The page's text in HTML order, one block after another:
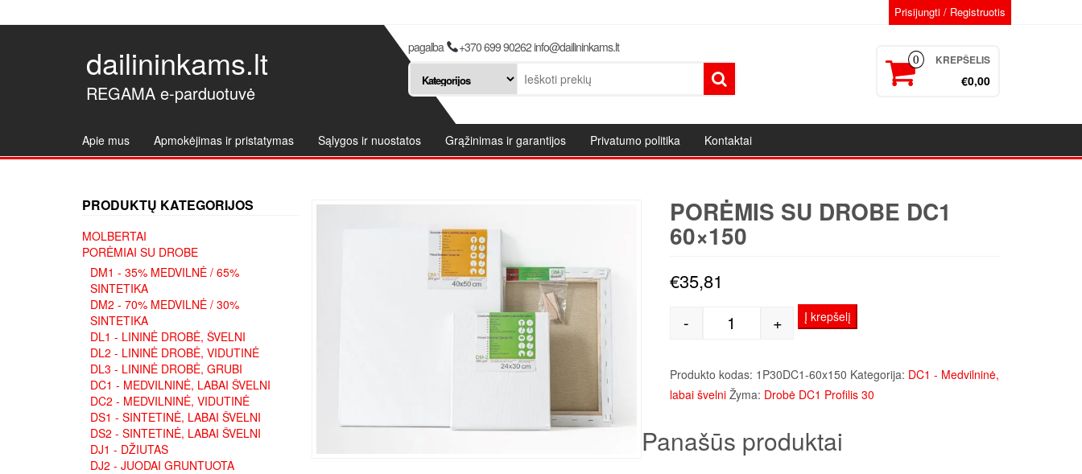
Prisijungti / Registruotis
dailininkams.lt
REGAMA e-parduotuvė
pagalba +370 699 90262 info@dailininkams.lt
0 KREPŠELIS
€0,00
Apie mus Apmokėjimas ir pristatymas Sąlygos ir nuostatos Grąžinimas ir garantijos Privatumo politika Kontaktai
PRODUKTŲ KATEGORIJOS
MOLBERTAI
PORĖMIAI SU DROBE
DM1 - 35% MEDVILNĖ / 65%
SINTETIKA
DM2 - 70% MEDVILNĖ / 30%
SINTETIKA
DL1 - LININĖ DROBĖ, ŠVELNI
DL2 - LININĖ DROBĖ, VIDUTINĖ
DL3 - LININĖ DROBĖ, GRUBI
DC1 - MEDVILNINĖ, LABAI ŠVELNI
DC2 - MEDVILNINĖ, VIDUTINĖ
DS1 - SINTETINĖ, LABAI ŠVELNI
DS2 - SINTETINĖ, LABAI ŠVELNI
DJ1 - DŽIUTAS
DJ2 - JUODAI GRUNTUOTA
PORĖMIS SU DROBE DC1
60×150
€35,81
produkto kiekis: Porėmis su drobe DC1 60x150
- + Į krepšelį
Produkto kodas: 1P30DC1-60x150 Kategorija: DC1 - Medvilninė,
labai švelni Žyma: Drobė DC1 Profilis 30
Panašūs produktai